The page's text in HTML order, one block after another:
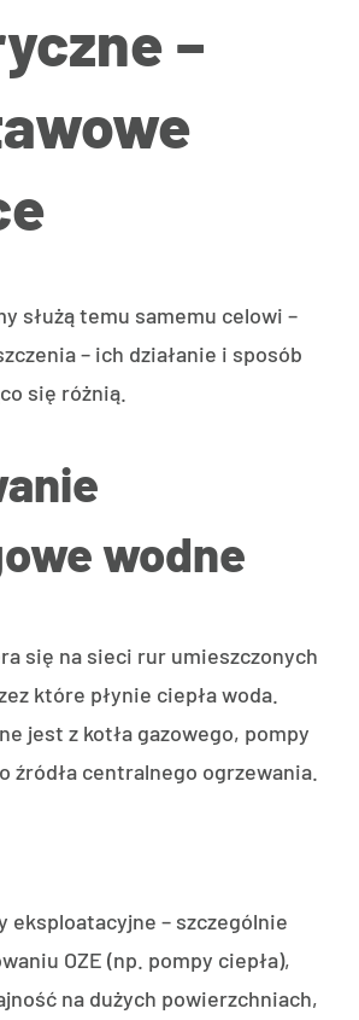
–
służą temu samemu celowi –
– ich działanie i sposób
się różnią.
wodne
się na sieci rur umieszczonych
które płynie ciepła woda.
jest z kotła gazowego, pompy
źródła centralnego ogrzewania.
eksploatacyjne – szczególnie
OZE (np. pompy ciepła),
na dużych powierzchniach,